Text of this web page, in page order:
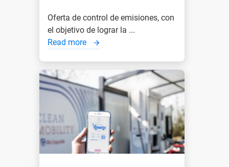
Oferta de control de emisiones, con
el objetivo de lograr la ...
Read more